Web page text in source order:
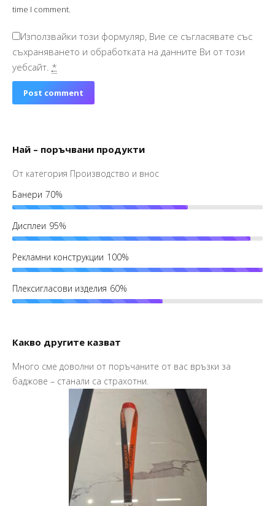
time I comment.
Използвайки този формуляр, Вие се съгласявате със
съхраняването и обработката на данните Ви от този
уебсайт. *
Post comment
Най – поръчвани продукти
От категория Производство и внос
Банери 70%
Дисплеи 95%
Рекламни конструкции 100%
Плексигласови изделия 60%
Какво другите казват
Много сме доволни от поръчаните от вас връзки за
баджове – станали са страхотни.